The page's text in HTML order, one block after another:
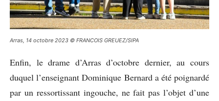
Arras, 14 octobre 2023 © FRANCOIS GREUEZ/SIPA
Enfin, le drame d’Arras d’octobre dernier, au cours
duquel l’enseignant Dominique Bernard a été poignardé
par un ressortissant ingouche, ne fait pas l’objet d’une